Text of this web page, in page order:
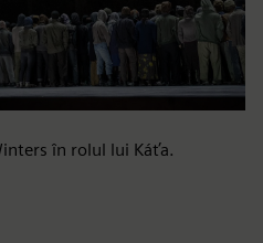
în rolul lui Káťa.